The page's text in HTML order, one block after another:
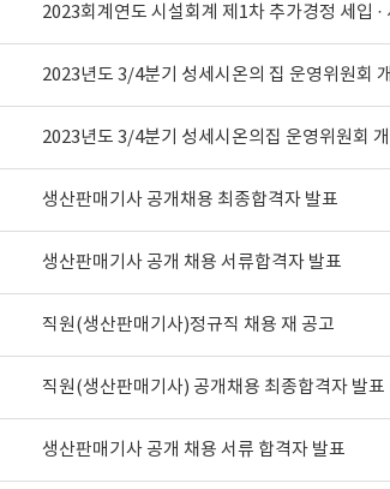
생산판매기사 공개채용 최종합격자 발표
생산판매기사 공개 채용 서류합격자 발표
직원(생산판매기사)정규직 채용 재 공고
직원(생산판매기사) 공개채용 최종합격자 발표
생산판매기사 공개 채용 서류 합격자 발표